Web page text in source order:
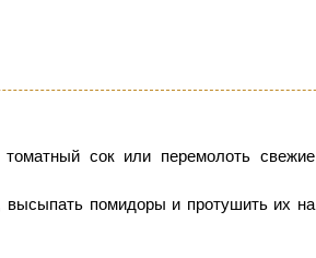
сок или перемолоть свежие
высыпать помидоры и протушить их на